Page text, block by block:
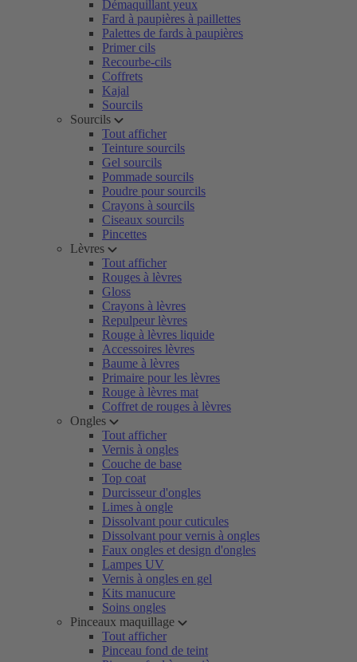
Démaquillant yeux
Fard à paupières à paillettes
Palettes de fards à paupières
Primer cils
Recourbe-cils
Coffrets
Kajal
Sourcils
Sourcils
Tout afficher
Teinture sourcils
Gel sourcils
Pommade sourcils
Poudre pour sourcils
Crayons à sourcils
Ciseaux sourcils
Pincettes
Lèvres
Tout afficher
Rouges à lèvres
Gloss
Crayons à lèvres
Repulpeur lèvres
Rouge à lèvres liquide
Accessoires lèvres
Baume à lèvres
Primaire pour les lèvres
Rouge à lèvres mat
Coffret de rouges à lèvres
Ongles
Tout afficher
Vernis à ongles
Couche de base
Top coat
Durcisseur d'ongles
Limes à ongle
Dissolvant pour cuticules
Dissolvant pour vernis à ongles
Faux ongles et design d'ongles
Lampes UV
Vernis à ongles en gel
Kits manucure
Soins ongles
Pinceaux maquillage
Tout afficher
Pinceau fond de teint